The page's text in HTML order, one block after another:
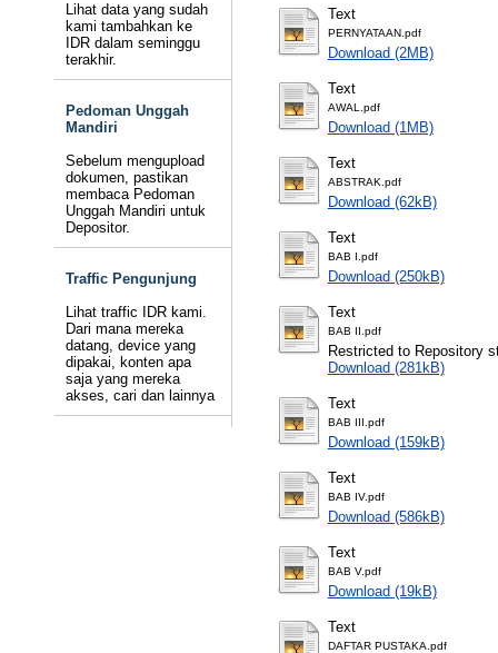
Lihat data yang sudah
kami tambahkan ke
IDR dalam seminggu
terakhir.
Pedoman Unggah
Mandiri
Sebelum mengupload
dokumen, pastikan
membaca Pedoman
Unggah Mandiri untuk
Depositor.
Traffic Pengunjung
Lihat traffic IDR kami.
Dari mana mereka
datang, device yang
dipakai, konten apa
saja yang mereka
akses, cari dan lainnya
Text
PERNYATAAN.pdf
Download (2MB)
Text
AWAL.pdf
Download (1MB)
Text
ABSTRAK.pdf
Download (62kB)
Text
BAB I.pdf
Download (250kB)
Text
BAB II.pdf
Restricted to Repository
Download (281kB)
Text
BAB III.pdf
Download (159kB)
Text
BAB IV.pdf
Download (586kB)
Text
BAB V.pdf
Download (19kB)
Text
DAFTAR PUSTAKA.pdf